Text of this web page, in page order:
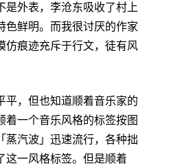
是外表，李沧东吸收了村上
色鲜明。而我很讨厌的作家
仿痕迹充斥于行文，徒有风
平，但也知道顺着音乐家的
着一个音乐风格的标签按图
蒸汽波」迅速流行，各种拙
这一风格标签。但是顺着